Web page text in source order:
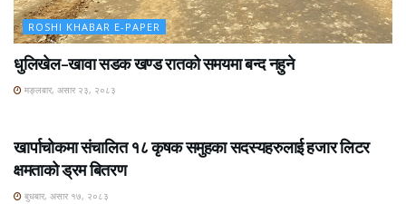
ROSHI KHABAR E-PAPER
धुलिखेल–खावा सडक खण्ड रातको समयमा बन्द नहुने
मङ्लबार, असार २३, २०८३
खार्पाचोकमा संचालित १८ कृषक समुहका सदस्यहरुलाई हजार लिटर
क्षमताको ड्रम बितरण
बुधबार, असार १७, २०८३